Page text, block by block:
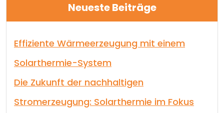
Neueste Beiträge
Effiziente Wärmeerzeugung mit einem
Solarthermie-System
Die Zukunft der nachhaltigen
Stromerzeugung: Solarthermie im Fokus